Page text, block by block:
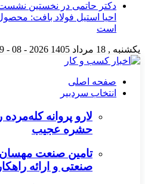
دکتر حاتمی در نخستین
احیا استیل فولاد بافت:
است
یکشنبه , 18 مرداد 1405 2026 - 08 - 09
صفحه اصلی
انتخاب سردبیر
لارو پروانه
حشره عجیب
تامین صنعت
صنعتی و ارائه